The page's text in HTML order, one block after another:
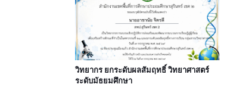
วิทยากร ยกระดับผลสัมฤทธิ์ วิทยาศาสตร์
ระดับมัธยมศึกษา